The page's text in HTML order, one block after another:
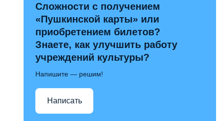
Сложности с получением
«Пушкинской карты» или
приобретением билетов?
Знаете, как улучшить работу
учреждений культуры?
Напишите — решим!
Написать